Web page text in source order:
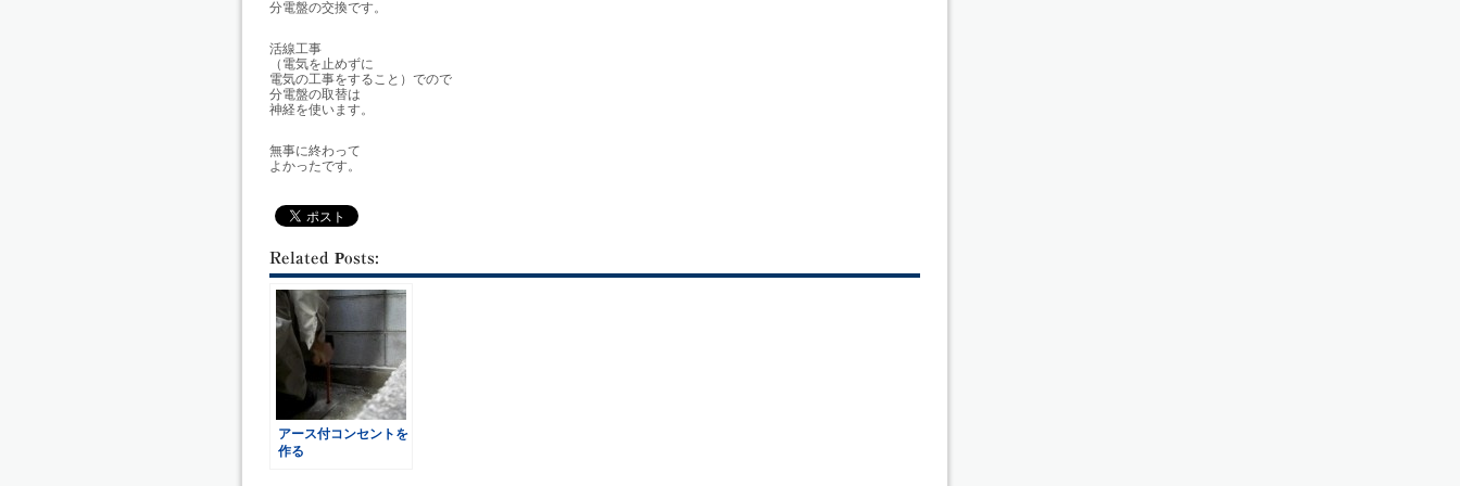
分電盤の交換です。
活線工事
（電気を止めずに
電気の工事をすること）でので
分電盤の取替は
神経を使います。
無事に終わって
よかったです。
Related Posts:
アース付コンセントを
作る